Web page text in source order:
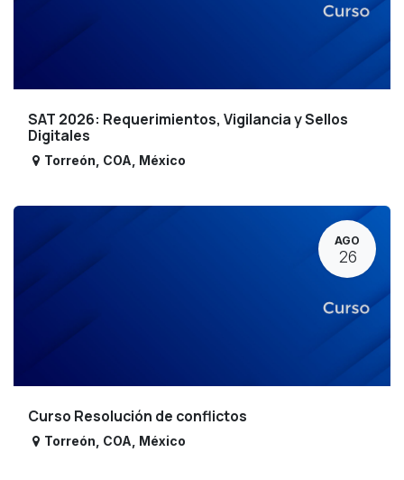
SAT 2026: Requerimientos, Vigilancia y Sellos
Digitales
Torreón COA México
AGO
26
Curso Resolución de conflictos
Torreón COA México